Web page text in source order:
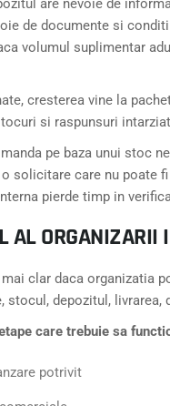
are nevoie de
de documente si
volumul suplimentar
cresterea vine la
si raspunsuri
pe baza unui stoc
solicitare care nu poate
pierde timp in
AL ORGANIZARII
clar daca organizatia
depozitul, livrarea,
care trebuie sa
potrivit